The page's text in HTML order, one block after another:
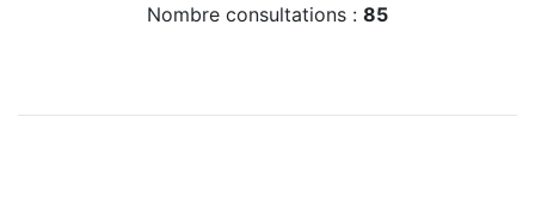
Nombre consultations : 85